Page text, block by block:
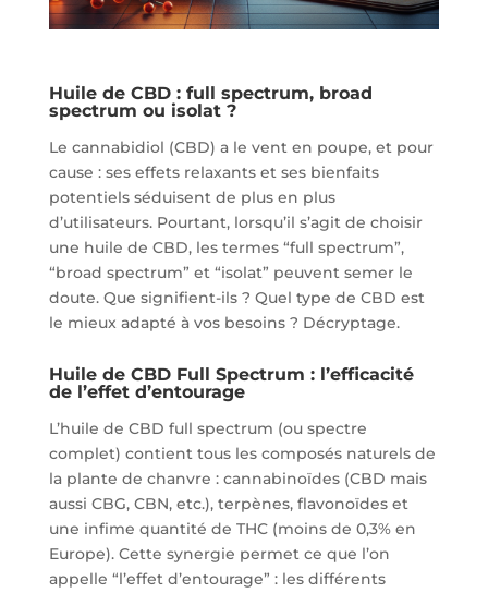
Huile de CBD : full spectrum, broad
spectrum ou isolat ?
Le cannabidiol (CBD) a le vent en poupe, et pour
cause : ses effets relaxants et ses bienfaits
potentiels séduisent de plus en plus
d’utilisateurs. Pourtant, lorsqu’il s’agit de choisir
une huile de CBD, les termes “full spectrum”,
“broad spectrum” et “isolat” peuvent semer le
doute. Que signifient-ils ? Quel type de CBD est
le mieux adapté à vos besoins ? Décryptage.
Huile de CBD Full Spectrum : l’efficacité
de l’effet d’entourage
L’huile de CBD full spectrum (ou spectre
complet) contient tous les composés naturels de
la plante de chanvre : cannabinoïdes (CBD mais
aussi CBG, CBN, etc.), terpènes, flavonoïdes et
une infime quantité de THC (moins de 0,3% en
Europe). Cette synergie permet ce que l’on
appelle “l’effet d’entourage” : les différents